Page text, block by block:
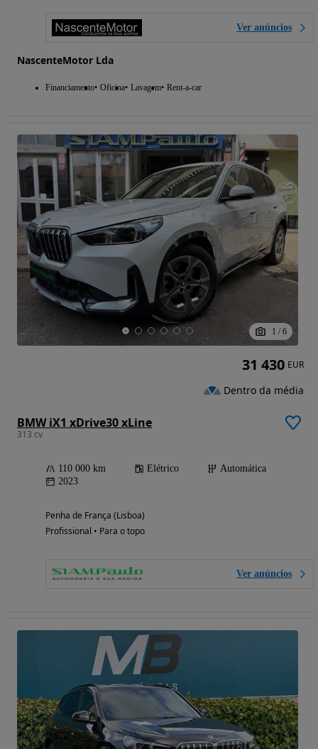
Ver anúncios
NascenteMotor Lda
Financiamento Oficina Lavagem Rent-a-car
1 / 6
BMW iX1 xDrive30 xLine
313 cv
110 000 km Elétrico
Automática
2023
Penha de França (Lisboa)
Profissional • Para o topo
Ver anúncios
31 430 EUR
Dentro da média